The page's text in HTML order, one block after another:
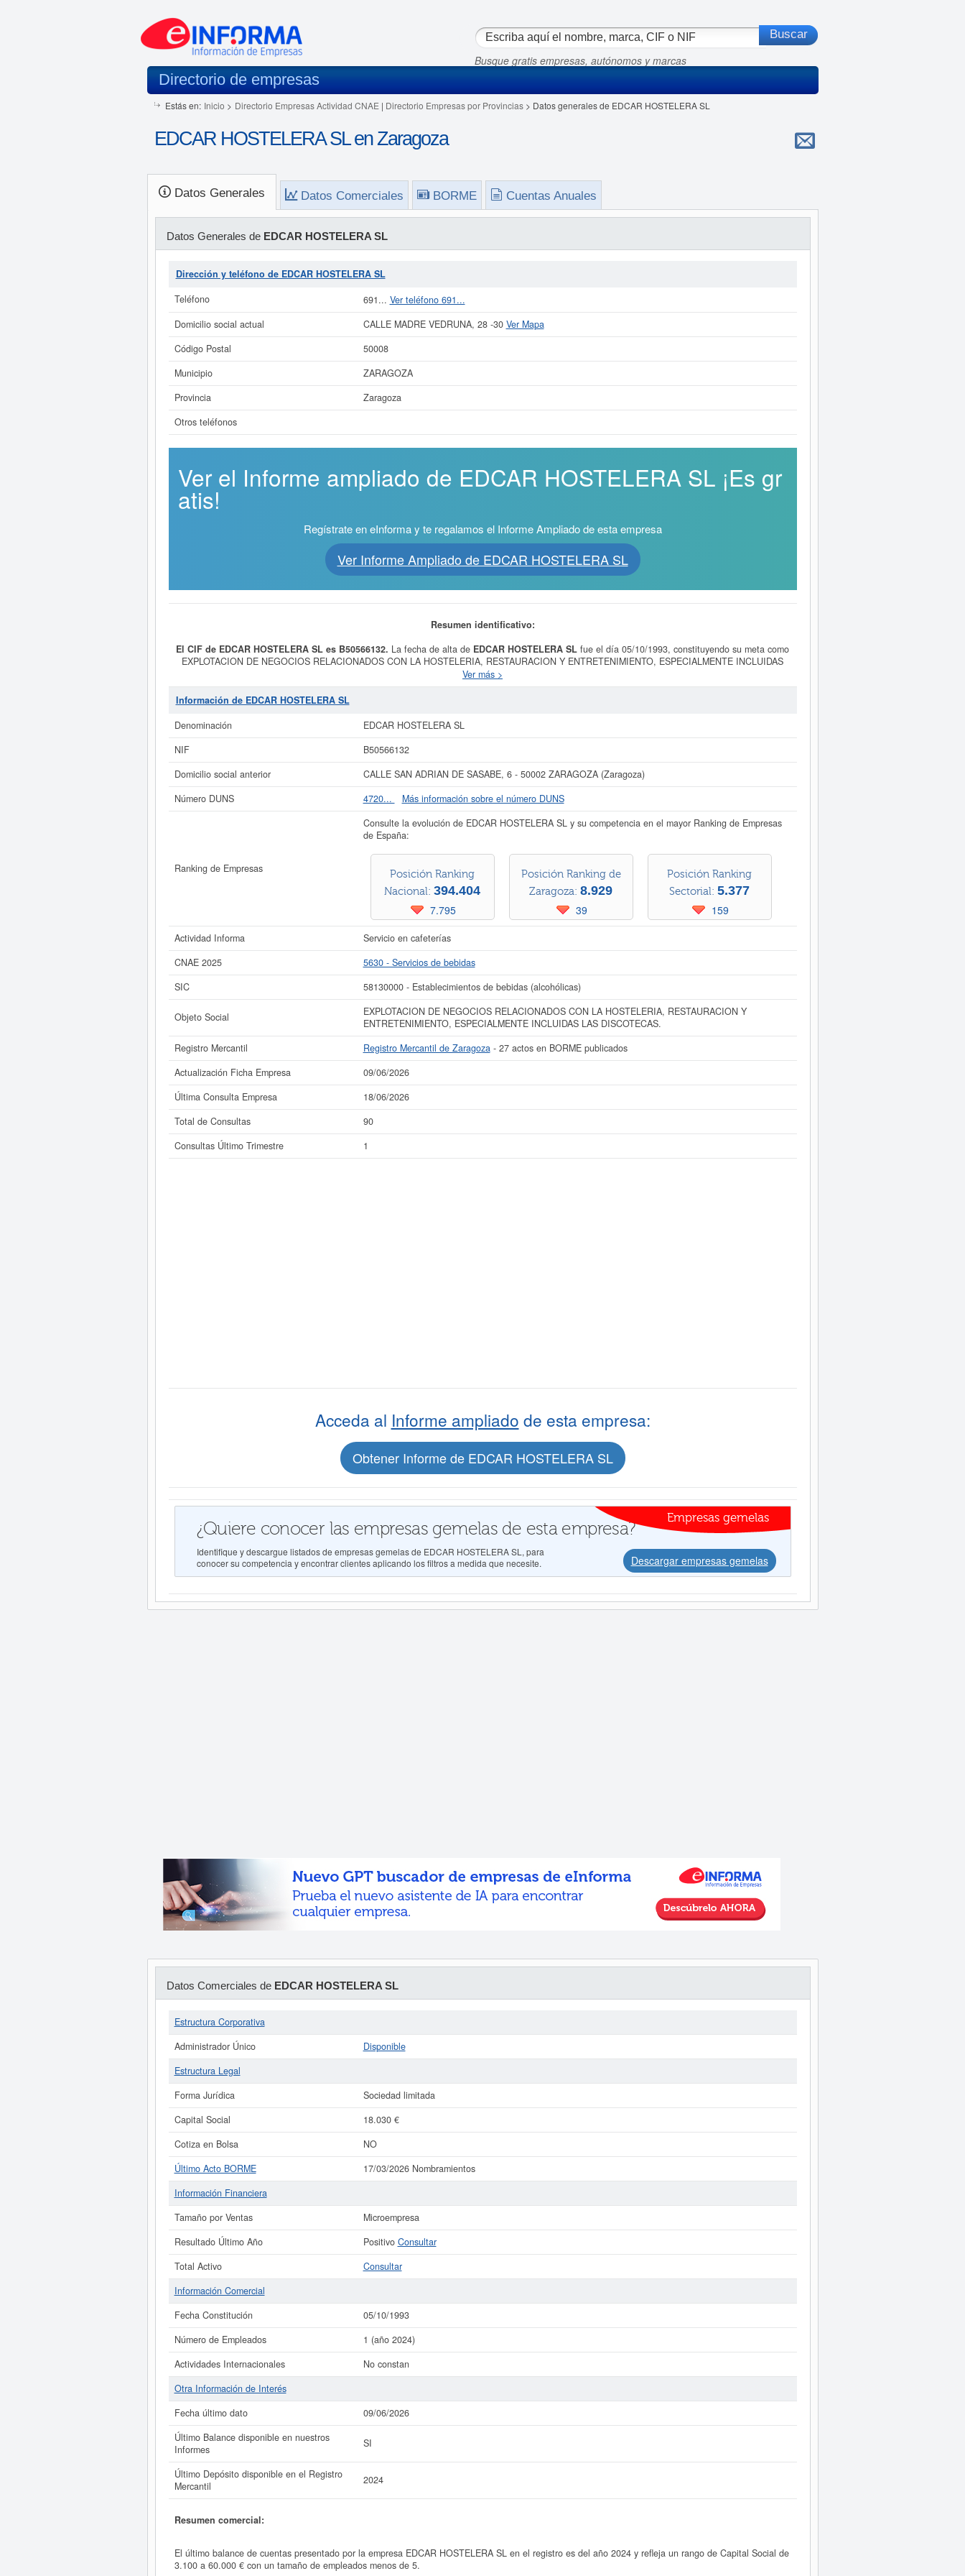
Busque gratis empresas, autónomos y marcas
Directorio de empresas
Estás en: Inicio > Directorio Empresas Actividad CNAE | Directorio Empresas por Provincias> Datos generales de EDCAR HOSTELERA SL
EDCAR HOSTELERA SL en Zaragoza
Datos Generales Datos Comerciales BORME Cuentas Anuales
Datos Generales de EDCAR HOSTELERA SL
Dirección y teléfono de EDCAR HOSTELERA SL
Teléfono
691... Ver teléfono 691...
Domicilio social actual
CALLE MADRE VEDRUNA, 28 -30 Ver Mapa
Código Postal
50008
Municipio
ZARAGOZA
Provincia
Zaragoza
Otros teléfonos
Ver el Informe ampliado de EDCAR HOSTELERA SL ¡Es gr
atis!
Regístrate en eInforma y te regalamos el Informe Ampliado de esta empresa
Ver Informe Ampliado de EDCAR HOSTELERA SL
Resumen identificativo:
El CIF de EDCAR HOSTELERA SL es B50566132. La fecha de alta de EDCAR HOSTELERA SL fue el día 05/10/1993, constituyendo su meta como
EXPLOTACION DE NEGOCIOS RELACIONADOS CON LA HOSTELERIA, RESTAURACION Y ENTRETENIMIENTO, ESPECIALMENTE INCLUIDAS
LAS DISCOTECAS.. Esta empresa está clasificada dentro del CNAE en la categoría 5630 - Servicios de bebidas.
encuentra dentro de la clasificación SIC con el número 58130000. El número de empleados de esta empresa es de 1. Se ha consultado esta ficha un
total de 90 veces, donde la última consulta se ha producido el 18/06/2026. Aquí mismo puede informarse de qué subvenciones puede solicitar esta
de Zaragoza y tiene en el BORME 27 actos.
Si está interesado en conocer más datos de la empresa EDCAR HOSTELERA SL puede
HOSTELERA SL y consultar los resultados de sus años de actividad, así como los balances y cuentas de resultados disponibles.
La última actualización del informe de empresa se ha realizado el 09/06/2026.
Ver más >
Información de EDCAR HOSTELERA SL
Denominación
EDCAR HOSTELERA SL
NIF
B50566132
Domicilio social anterior
CALLE SAN ADRIAN DE SASABE, 6 - 50002 ZARAGOZA (Zaragoza)
Número DUNS
4720... Más información sobre el número DUNS
Ranking de Empresas
Consulte la evolución de EDCAR HOSTELERA SL y su competencia en el mayor Ranking de Empresas
de España:
Posición Ranking
Nacional: 394.404
7.795
Posición Ranking de
Zaragoza: 8.929
39
Posición Ranking
Sectorial: 5.377
159
Actividad Informa
Servicio en cafeterías
CNAE 2025
5630 - Servicios de bebidas
SIC
58130000 - Establecimientos de bebidas (alcohólicas)
Objeto Social
EXPLOTACION DE NEGOCIOS RELACIONADOS CON LA HOSTELERIA, RESTAURACION Y
ENTRETENIMIENTO, ESPECIALMENTE INCLUIDAS LAS DISCOTECAS.
Registro Mercantil
Registro Mercantil de Zaragoza- 27 actos en BORME publicados
Actualización Ficha Empresa
09/06/2026
Última Consulta Empresa
18/06/2026
Total de Consultas
90
Consultas Último Trimestre
1
Acceda al Informe ampliado de esta empresa:
Obtener Informe de EDCAR HOSTELERA SL
Empresas gemelas
¿Quiere conocer las empresas gemelas de esta empresa?
Identifique y descargue listados de empresas gemelas de EDCAR HOSTELERA SL, para
conocer su competencia y encontrar clientes aplicando los filtros a medida que necesite.
Descargar empresas gemelas
Datos Comerciales de EDCAR HOSTELERA SL
Estructura Corporativa
Administrador Único
Disponible
Estructura Legal
Forma Jurídica
Sociedad limitada
Capital Social
18.030 €
Cotiza en Bolsa
NO
Último Acto BORME
17/03/2026 Nombramientos
Información Financiera
Tamaño por Ventas
Microempresa
Resultado Último Año
Positivo Consultar
Total Activo
Consultar
Información Comercial
Fecha Constitución
05/10/1993
Número de Empleados
1 (año 2024)
Actividades Internacionales
No constan
Otra Información de Interés
Fecha último dato
09/06/2026
Último Balance disponible en nuestros
Informes
SI
Último Depósito disponible en el Registro
Mercantil
2024
Resumen comercial:
El último balance de cuentas presentado por la empresa EDCAR HOSTELERA SL en el registro es del año 2024 y refleja un rango de Capital Social de
3.100 a 60.000 € con un tamaño de empleados menos de 5.